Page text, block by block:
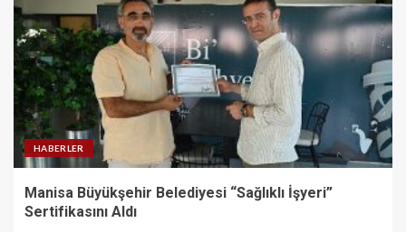
HABERLER
Manisa Büyükşehir Belediyesi “Sağlıklı İşyeri”
Sertifikasını Aldı